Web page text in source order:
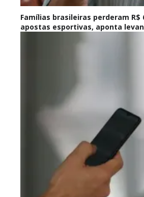
Famílias brasileiras perderam R$
apostas esportivas, aponta